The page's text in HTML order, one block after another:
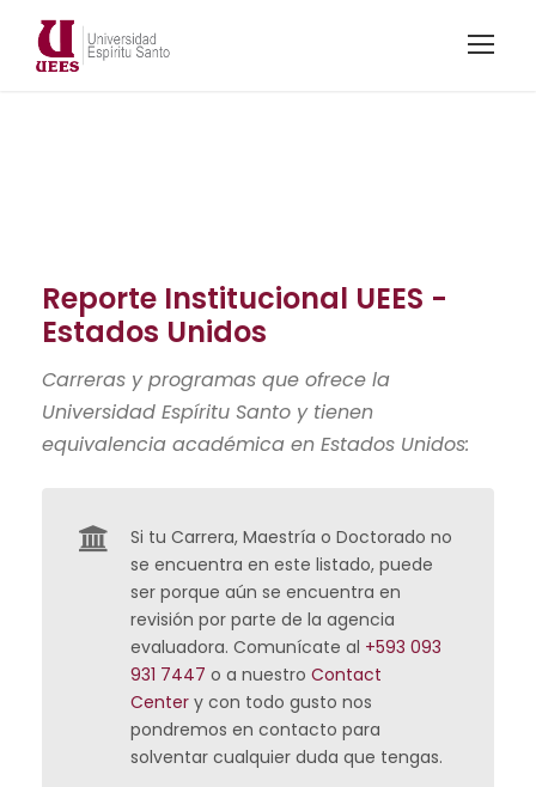
Reporte Institucional UEES -
Estados Unidos
Carreras y programas que ofrece la
Universidad Espíritu Santo y tienen
equivalencia académica en Estados Unidos:
Si tu Carrera, Maestría o Doctorado no
se encuentra en este listado, puede
ser porque aún se encuentra en
revisión por parte de la agencia
evaluadora. Comunícate al +593 093
931 7447 o a nuestro Contact
Center y con todo gusto nos
pondremos en contacto para
solventar cualquier duda que tengas.